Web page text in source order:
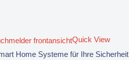
Quick View
Home Systeme für Ihre Sicherheit